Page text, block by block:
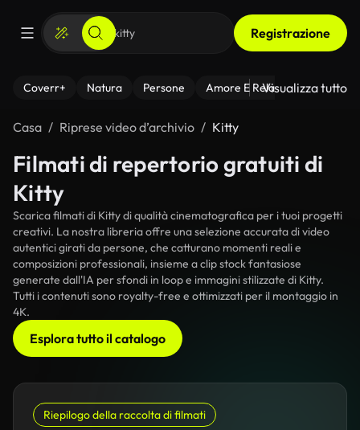
Registrazione
Coverr+ Natura Persone Amore E Relazioni Il
Visualizza tutto
Casa Riprese video d’archivio Kitty
Filmati di repertorio gratuiti di
Kitty
Scarica filmati di Kitty di qualità cinematografica per i tuoi progetti
creativi. La nostra libreria offre una selezione accurata di video
autentici girati da persone, che catturano momenti reali e
composizioni professionali, insieme a clip stock fantasiose
generate dall'IA per sfondi in loop e immagini stilizzate di Kitty.
Tutti i contenuti sono royalty-free e ottimizzati per il montaggio in
4K.
Esplora tutto il catalogo
Riepilogo della raccolta di filmati